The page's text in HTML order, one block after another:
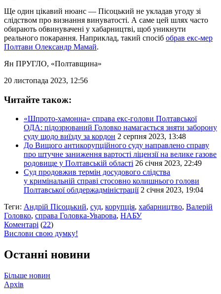
Ще один цікавий нюанс — Пісоцький не укладав угоду зі
слідством про визнання винуватості. А саме цей шлях часто
обирають обвинувачені у хабарництві, щоб уникнути
реального покарання. Наприклад, такий спосіб обрав екс-мер
Полтави Олександр Мамай.
Ян ПРУГЛО, «Полтавщина»
20 листопада 2023, 12:56
Читайте також:
«Шпрото-хамонна» справа екс-голови Полтавської
ОДА: підозрюваний Головко намагається зняти заборону
суду щодо виїзду за кордон 2 серпня 2023, 13:48
До Вищого антикорупційного суду направлено справу
про штучне заниження вартості ліцензії на велике газове
родовище у Полтавській області 26 січня 2023, 22:49
Суд продовжив термін досудового слідства
у кримінальній справі стосовно колишнього голови
Полтавської облдержадміністрації 2 січня 2023, 19:04
Теги: Андрій Пісоцький, суд, корупція, хабарництво, Валерій
Головко, справа Головка-Уварова, НАБУ
Коментарі (22)
Вислови свою думку!
Останні новини
Більше новин
Архів